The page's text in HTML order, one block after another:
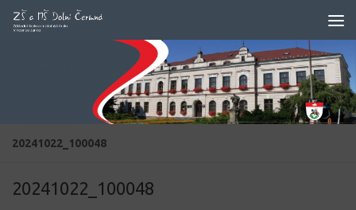
Skip to content
20241022_100048
20241022_100048